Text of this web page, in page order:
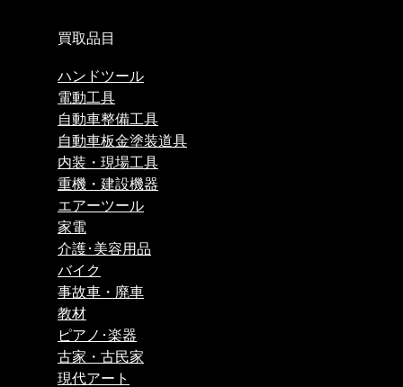
買取品目
ハンドツール
電動工具
自動車整備工具
自動車板金塗装道具
内装・現場工具
重機・建設機器
エアーツール
家電
介護･美容用品
バイク
事故車・廃車
教材
ピアノ･楽器
古家・古民家
現代アート